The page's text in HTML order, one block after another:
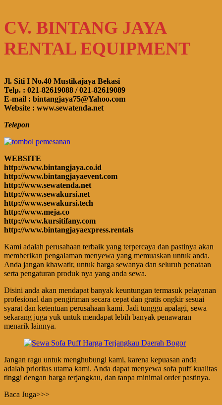
CV. BINTANG JAYA
RENTAL EQUIPMENT
Jl. Siti I No.40 Mustikajaya Bekasi
Telp. : 021-82619088 / 021-82619089
E-mail : bintangjaya75@Yahoo.com
Website : www.sewatenda.net
Telepon
WEBSITE
http://www.bintangjaya.co.id
http://www.bintangjayaevent.com
http://www.sewatenda.net
http://www.sewakursi.net
http://www.sewakursi.tech
http://www.meja.co
http://www.kursitifany.com
http://www.bintangjayaexpress.rentals
Kami adalah perusahaan terbaik yang terpercaya dan pastinya akan
memberikan pengalaman menyewa yang memuaskan untuk anda.
Anda jangan khawatir, untuk harga sewanya dan seluruh penataan
serta pengaturan produk nya yang anda sewa.
Disini anda akan mendapat banyak keuntungan termasuk pelayanan
profesional dan pengiriman secara cepat dan gratis ongkir sesuai
syarat dan ketentuan perusahaan kami. Jadi tunggu apalagi, sewa
sekarang juga yuk untuk mendapat lebih banyak penawaran
menarik lainnya.
Jangan ragu untuk menghubungi kami, karena kepuasan anda
adalah prioritas utama kami. Anda dapat menyewa sofa puff kualitas
tinggi dengan harga terjangkau, dan tanpa minimal order pastinya.
Baca Juga>>>